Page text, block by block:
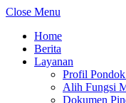
Close Menu
Home
Berita
Layanan
Profil Pondok
Alih Fungsi
Dokumen